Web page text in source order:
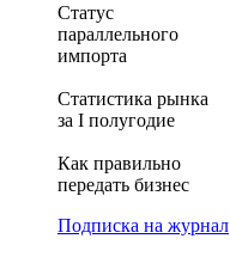
Статус
параллельного
импорта
Статистика рынка
за I полугодие
Как правильно
передать бизнес
Подписка на журнал